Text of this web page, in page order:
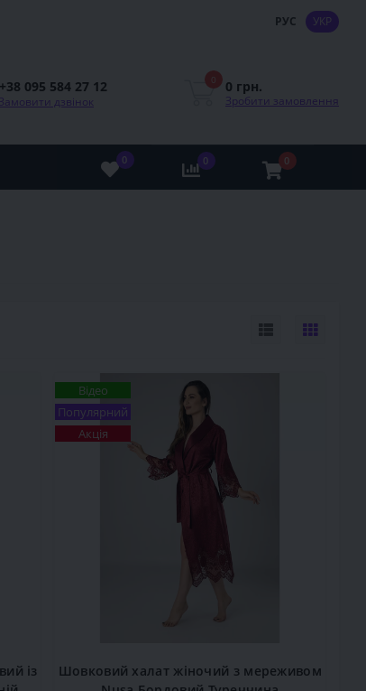
РУС УКР
+38 095 584 27 12
Замовити дзвінок
0 0 грн.
Зробити замовлення
0 0 0
із
Відео
Популярний
Акція
Шовковий халат жіночий з мереживом